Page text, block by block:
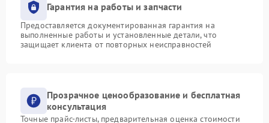
Гарантия на работы и запчасти
Предоставляется документированная гарантия на
выполненные работы и установленные детали, что
защищает клиента от повторных неисправностей
Прозрачное ценообразование и бесплатная
консультация
Точные прайс-листы, предварительная оценка стоимости